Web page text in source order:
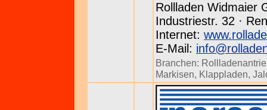
Rollladen Widmaier
Industriestr. 32 ·
Internet:
E-Mail:
Branchen:
Markisen, Klappladen,